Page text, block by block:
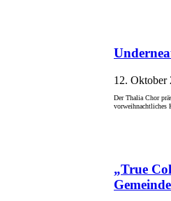
12. Oktober
Der Thalia Chor
vorweihnachtliches
„True